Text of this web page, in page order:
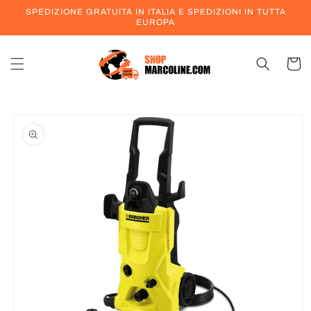
direttamente
SPEDIZIONE GRATUITA IN ITALIA E SPEDIZIONI IN TUTTA
EUROPA
Carrello
informazioni
sul prodotto